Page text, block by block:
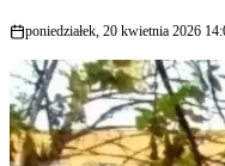
poniedziałek, 20 kwietnia 2026